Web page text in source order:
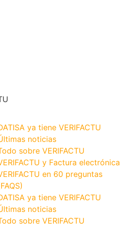
ya tiene VERIFACTU
noticias
sobre VERIFACTU
y Factura electrónica
en 60 preguntas
ya tiene VERIFACTU
noticias
sobre VERIFACTU